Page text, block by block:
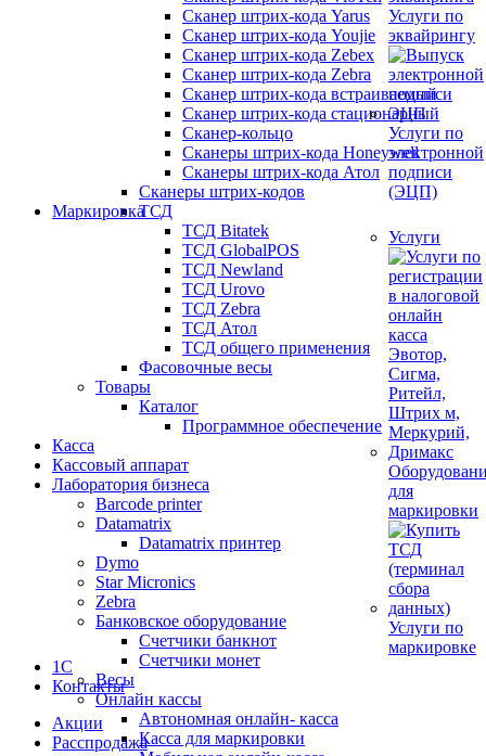
Сканер штрих-кода Yarus
Сканер штрих-кода Youjie
Сканер штрих-кода Zebex
Сканер штрих-кода Zebra
Сканер штрих-кода встраиваемый
Сканер штрих-кода стационарный
Сканер-кольцо
Сканеры штрих-кода Honeywell
Сканеры штрих-кода Атол
Сканеры штрих-кодов
ТСД
ТСД Bitatek
ТСД GlobalPOS
ТСД Newland
ТСД Urovo
ТСД Zebra
ТСД Атол
ТСД общего применения
Фасовочные весы
Товары
Каталог
Программное обеспечение
Касса
Кассовый аппарат
Лаборатория бизнеса
Barcode printer
Datamatrix
Datamatrix принтер
Dymo
Star Micronics
Zebra
Банковское оборудование
Счетчики банкнот
Счетчики монет
Весы
Онлайн кассы
Автономная онлайн- касса
Касса для маркировки
Услуги по
эквайрингу
Услуги по
электронной
подписи
(ЭЦП)
Маркировка
Услуги
для
маркировки
Услуги по
маркировке
1С
Контакты
Акции
Расспродажа